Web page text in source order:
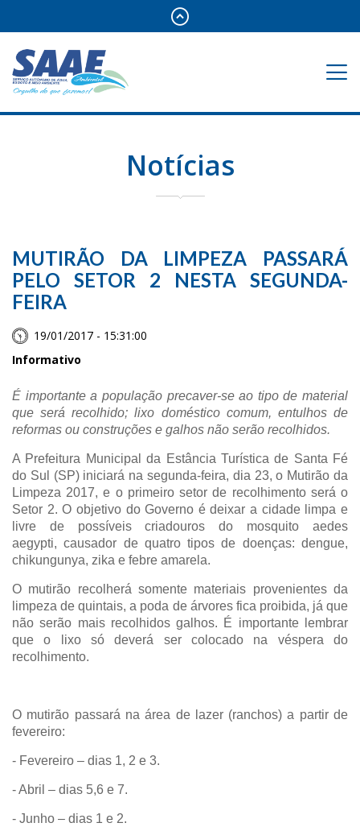
Notícias
MUTIRÃO DA LIMPEZA PASSARÁ
PELO SETOR 2 NESTA SEGUNDA-
FEIRA
19/01/2017 - 15:31:00
Informativo
É importante a população precaver-se ao tipo de material
que será recolhido; lixo doméstico comum, entulhos de
reformas ou construções e galhos não serão recolhidos.
A Prefeitura Municipal da Estância Turística de Santa Fé
do Sul (SP) iniciará na segunda-feira, dia 23, o Mutirão da
Limpeza 2017, e o primeiro setor de recolhimento será o
Setor 2. O objetivo do Governo é deixar a cidade limpa e
livre de possíveis criadouros do mosquito aedes
aegypti, causador de quatro tipos de doenças: dengue,
chikungunya, zika e febre amarela.
O mutirão recolherá somente materiais provenientes da
limpeza de quintais, a poda de árvores fica proibida, já que
não serão mais recolhidos galhos. É importante lembrar
que o lixo só deverá ser colocado na véspera do
recolhimento.
O mutirão passará na área de lazer (ranchos) a partir de
fevereiro:
- Fevereiro – dias 1, 2 e 3.
- Abril – dias 5,6 e 7.
- Junho – dias 1 e 2.